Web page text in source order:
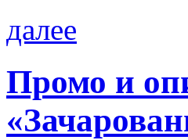
далее
Промо и